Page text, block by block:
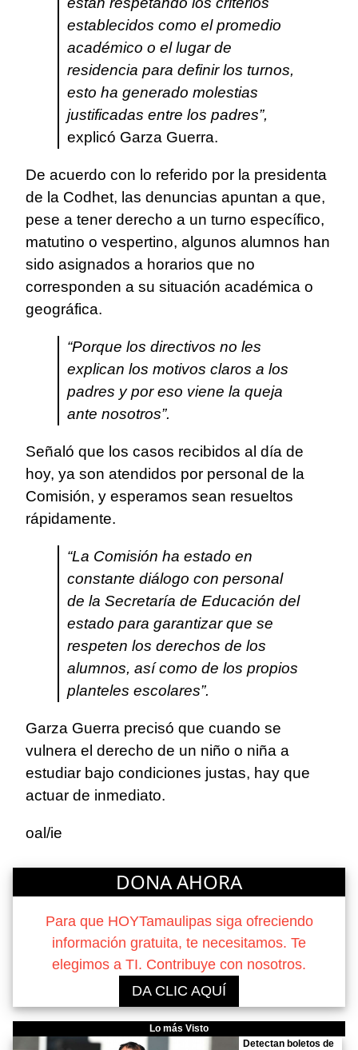
establecidos como el promedio
académico o el lugar de
residencia para definir los turnos,
esto ha generado molestias
justificadas entre los padres”,
explicó Garza Guerra.
De acuerdo con lo referido por la presidenta
de la Codhet, las denuncias apuntan a que,
pese a tener derecho a un turno específico,
matutino o vespertino, algunos alumnos han
sido asignados a horarios que no
corresponden a su situación académica o
geográfica.
“Porque los directivos no les
explican los motivos claros a los
padres y por eso viene la queja
ante nosotros”.
Señaló que los casos recibidos al día de
hoy, ya son atendidos por personal de la
Comisión, y esperamos sean resueltos
rápidamente.
“La Comisión ha estado en
constante diálogo con personal
de la Secretaría de Educación del
estado para garantizar que se
respeten los derechos de los
alumnos, así como de los propios
planteles escolares”.
Garza Guerra precisó que cuando se
vulnera el derecho de un niño o niña a
estudiar bajo condiciones justas, hay que
actuar de inmediato.
oal/ie
DONA AHORA
Para que HOYTamaulipas siga ofreciendo
información gratuita, te necesitamos. Te
elegimos a TI. Contribuye con nosotros.
DA CLIC AQUÍ
Lo más Visto
Detectan boletos de